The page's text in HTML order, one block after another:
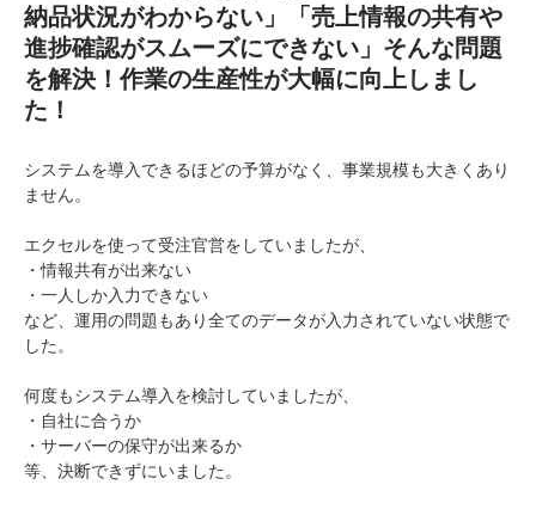
納品状況がわからない」「売上情報の共有や
進捗確認がスムーズにできない」そんな問題
を解決！作業の生産性が大幅に向上しまし
た！
システムを導入できるほどの予算がなく、事業規模も大きくあり
ません。
エクセルを使って受注官営をしていましたが、
・情報共有が出来ない
・一人しか入力できない
など、運用の問題もあり全てのデータが入力されていない状態で
した。
何度もシステム導入を検討していましたが、
・自社に合うか
・サーバーの保守が出来るか
等、決断できずにいました。